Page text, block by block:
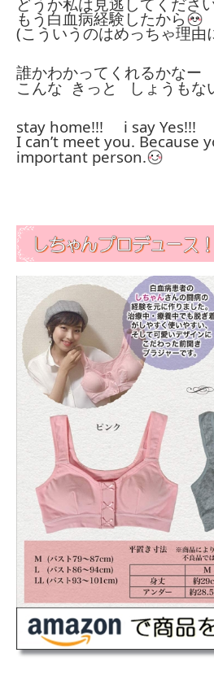
もう白血病経験したから
(こういうのはめっちゃ理由
誰かわかってくれるかなー
こんな きっと しょうもな
stay home!!! i say Yes!!!
I can’t meet you. Because
important person.